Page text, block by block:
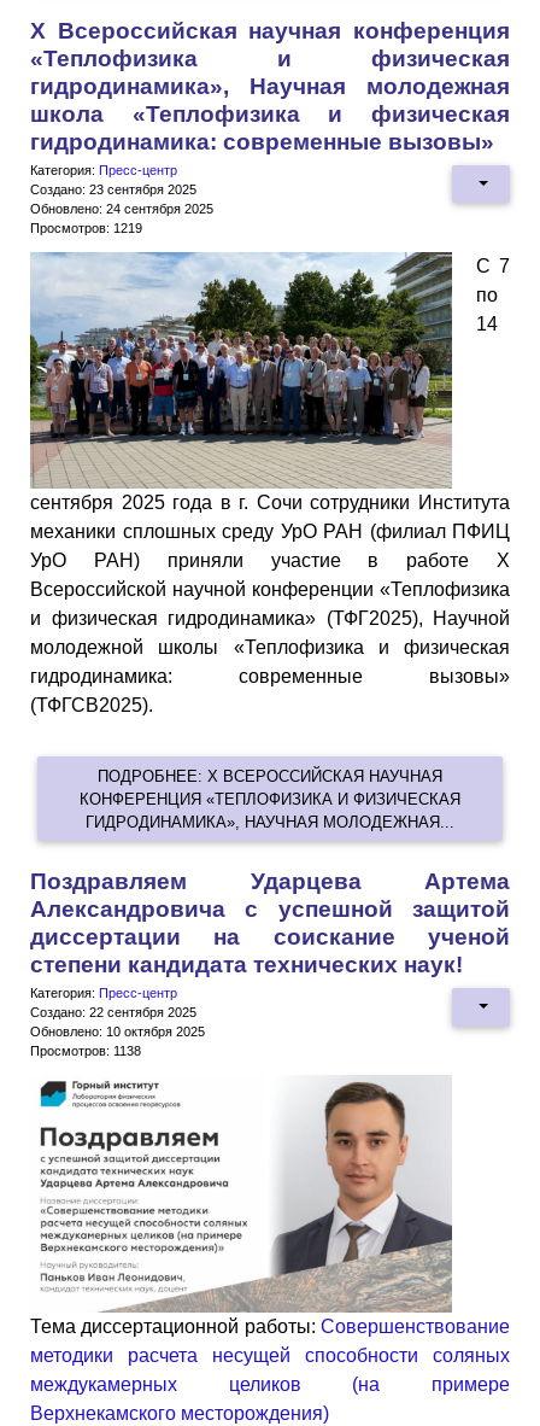
X Всероссийская научная конференция
«Теплофизика и физическая
гидродинамика», Научная молодежная
школа «Теплофизика и физическая
гидродинамика: современные вызовы»
Категория: Пресс-центр
Создано: 23 сентября 2025
Обновлено: 24 сентября 2025
Просмотров: 1219
С 7
по
14
сентября 2025 года в г. Сочи сотрудники Института
механики сплошных среду УрО РАН (филиал ПФИЦ
УрО РАН) приняли участие в работе X
Всероссийской научной конференции «Теплофизика
и физическая гидродинамика» (ТФГ2025), Научной
молодежной школы «Теплофизика и физическая
гидродинамика: современные вызовы»
(ТФГСВ2025).
ПОДРОБНЕЕ: X ВСЕРОССИЙСКАЯ НАУЧНАЯ
КОНФЕРЕНЦИЯ «ТЕПЛОФИЗИКА И ФИЗИЧЕСКАЯ
ГИДРОДИНАМИКА», НАУЧНАЯ МОЛОДЕЖНАЯ...
Поздравляем Ударцева Артема
Александровича с успешной защитой
диссертации на соискание ученой
степени кандидата технических наук!
Категория: Пресс-центр
Создано: 22 сентября 2025
Обновлено: 10 октября 2025
Просмотров: 1138
Тема диссертационной работы: Совершенствование
методики расчета несущей способности соляных
междукамерных целиков (на примере
Верхнекамского месторождения)